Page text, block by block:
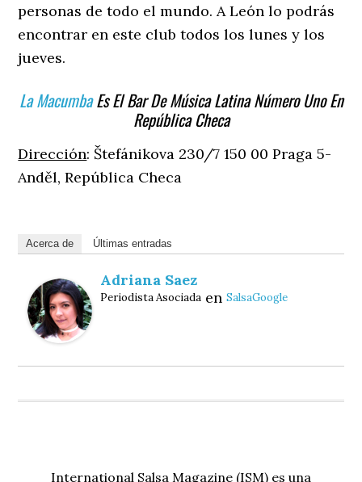
personas de todo el mundo. A León lo podrás
encontrar en este club todos los lunes y los
jueves.
La MacumbaEs El Bar De Música Latina Número Uno En
República Checa
Dirección: Štefánikova 230/7 150 00 Praga 5-
Anděl, República Checa
Acerca de Últimas entradas
Adriana Saez
Periodista Asociada enSalsaGoogle
International Salsa Magazine (ISM) es una